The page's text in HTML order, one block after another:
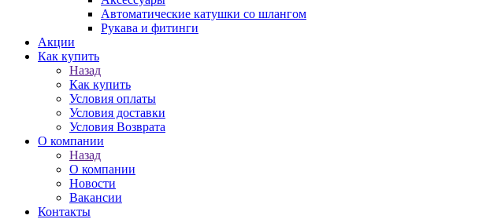
Автоматические катушки со шлангом
Рукава и фитинги
Акции
Как купить
Назад
Как купить
Условия оплаты
Условия доставки
Условия Возврата
О компании
Назад
О компании
Новости
Вакансии
Контакты